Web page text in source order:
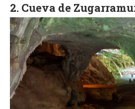
2. Cueva de